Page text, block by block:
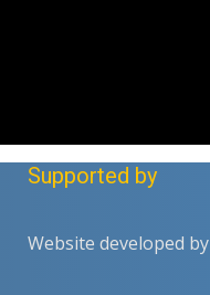
Supported by
Website developed by